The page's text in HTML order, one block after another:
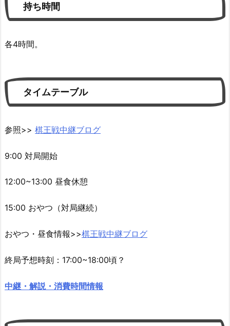
持ち時間
各4時間。
タイムテーブル
参照>> 棋王戦中継ブログ
9:00 対局開始
12:00~13:00 昼食休憩
15:00 おやつ（対局継続）
おやつ・昼食情報>>棋王戦中継ブログ
終局予想時刻：17:00~18:00頃？
中継・解説・消費時間情報